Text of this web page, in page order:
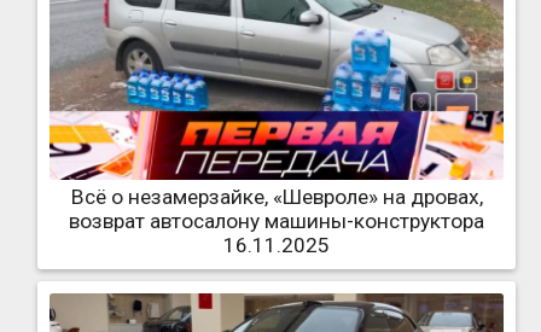
Всё о незамерзайке, «Шевроле» на дровах,
возврат автосалону машины-конструктора
16.11.2025